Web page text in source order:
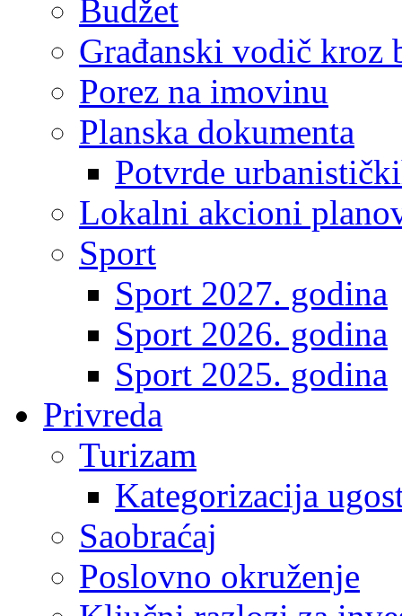
Budžet
Građanski vodič kroz
Porez na imovinu
Planska dokumenta
Potvrde
Lokalni akcioni
Sport
Sport 2027. godina
Sport 2026. godina
Sport 2025. godina
Privreda
Turizam
Kategorizacija
Saobraćaj
Poslovno okruženje